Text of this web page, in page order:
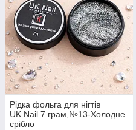
Рідка фольга для нігтів
UK.Nail 7 грам,№13-Холодне
срібло